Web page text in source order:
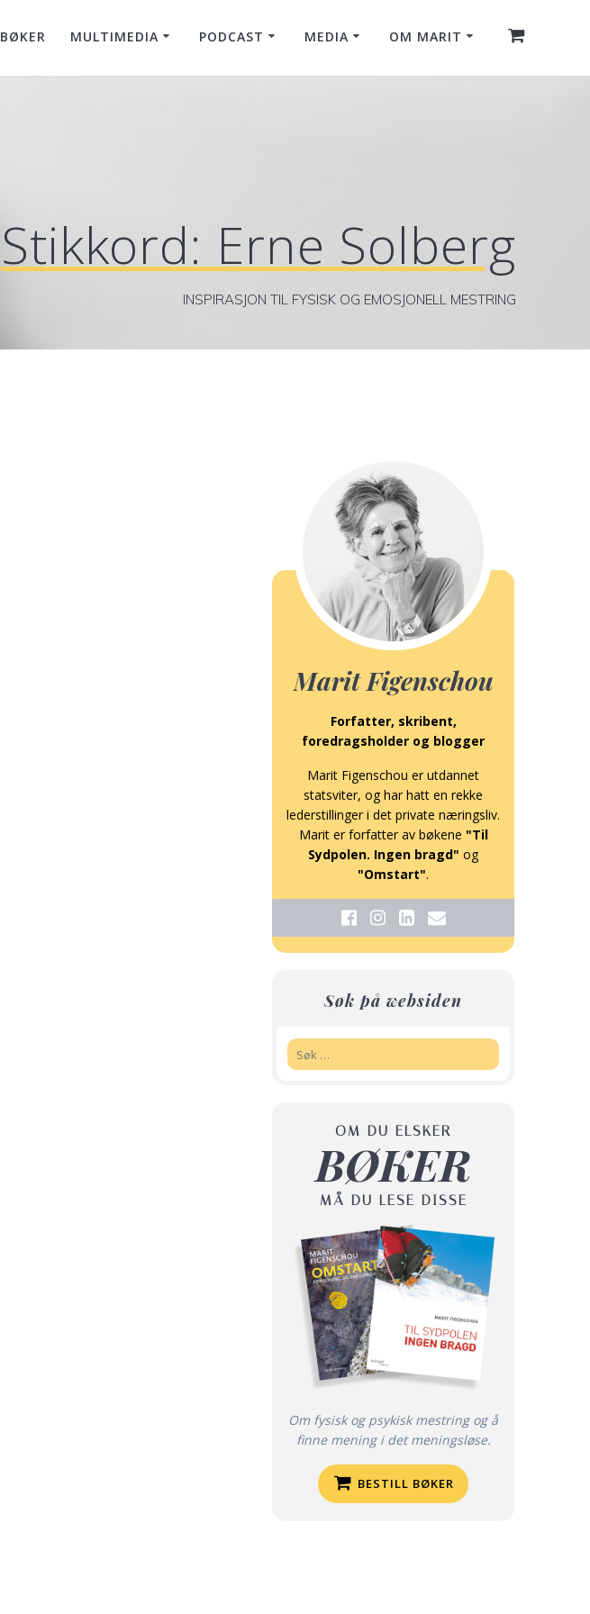
BØKER MULTIMEDIA PODCAST MEDIA OM MARIT
Stikkord: Erne Solberg
INSPIRASJON TIL FYSISK OG EMOSJONELL MESTRING
Marit Figenschou
Forfatter, skribent,
foredragsholder og blogger
Marit Figenschou er utdannet
statsviter, og har hatt en rekke
lederstillinger i det private næringsliv.
Marit er forfatter av bøkene "Til
Sydpolen. Ingen bragd" og
"Omstart".
Søk på websiden
OM DU ELSKER
BØKER
MÅ DU LESE DISSE
Om fysisk og psykisk mestring og å
finne mening i det meningsløse.
BESTILL BØKER